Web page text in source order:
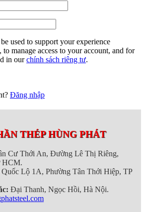
used to support your experience
manage access to your account, and for
in ourchính sách riêng tư.
Đăng nhập
THÉP HÙNG PHÁT
Cư Thới An, Đường Lê Thị Riêng,
HCM.
Quốc Lộ 1A, Phường Tân Thới Hiệp, TP
Đại Thanh, Ngọc Hồi, Hà Nội.